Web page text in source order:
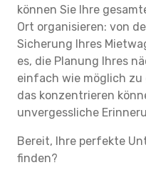
können Sie Ihre
Ort organisieren: von
Sicherung Ihres
es, die Planung Ihres
einfach wie möglich
das konzentrieren
unvergessliche
Bereit, Ihre perfekte
finden?